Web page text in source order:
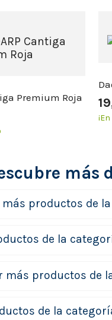
Premium Roja
más
más productos de
de la
más productos de
de la